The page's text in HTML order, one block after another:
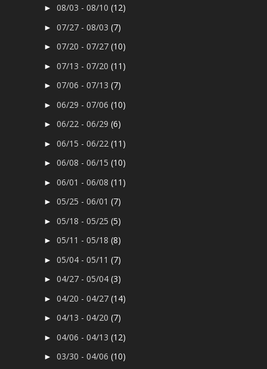
►08/03 - 08/10(12)
►07/27 - 08/03(7)
►07/20 - 07/27(10)
►07/13 - 07/20(11)
►07/06 - 07/13(7)
►06/29 - 07/06(10)
►06/22 - 06/29(6)
►06/15 - 06/22(11)
►06/08 - 06/15(10)
►06/01 - 06/08(11)
►05/25 - 06/01(7)
►05/18 - 05/25(5)
►05/11 - 05/18(8)
►05/04 - 05/11(7)
►04/27 - 05/04(3)
►04/20 - 04/27(14)
►04/13 - 04/20(7)
►04/06 - 04/13(12)
►03/30 - 04/06(10)